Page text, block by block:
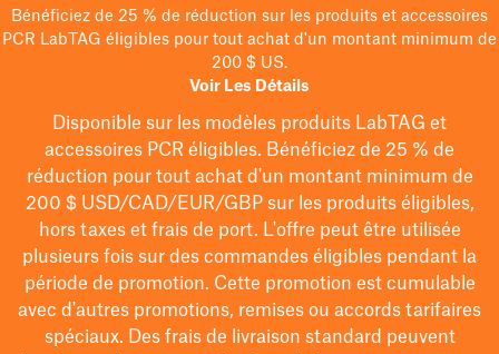
Bénéficiez de 25 % de réduction sur les produits et accessoires
PCR LabTAG éligibles pour tout achat d'un montant minimum de
200 $ US.
Voir Les Détails
Disponible sur les modèles produits LabTAG et
accessoires PCR éligibles. Bénéficiez de 25 % de
réduction pour tout achat d'un montant minimum de
200 $USD/CAD/EUR/GBPsur les produits éligibles,
hors taxes et frais de port. L'offre peut être utilisée
plusieurs fois sur des commandes éligibles pendant la
période de promotion. Cette promotion est cumulable
avec d'autres promotions, remises ou accords tarifaires
spéciaux. Des frais de livraison standard peuvent